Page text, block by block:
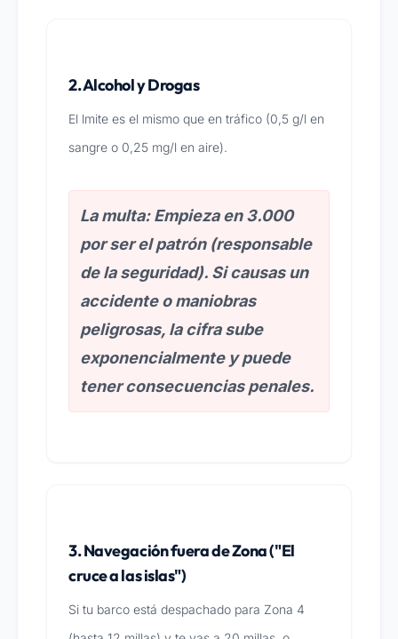
2. Alcohol y Drogas
El lmite es el mismo que en tráfico (0,5 g/l en
sangre o 0,25 mg/l en aire).
La multa: Empieza en 3.000
por ser el patrón (responsable
de la seguridad). Si causas un
accidente o maniobras
peligrosas, la cifra sube
exponencialmente y puede
tener consecuencias penales.
3. Navegación fuera de Zona ("El
cruce a las islas")
Si tu barco está despachado para Zona 4